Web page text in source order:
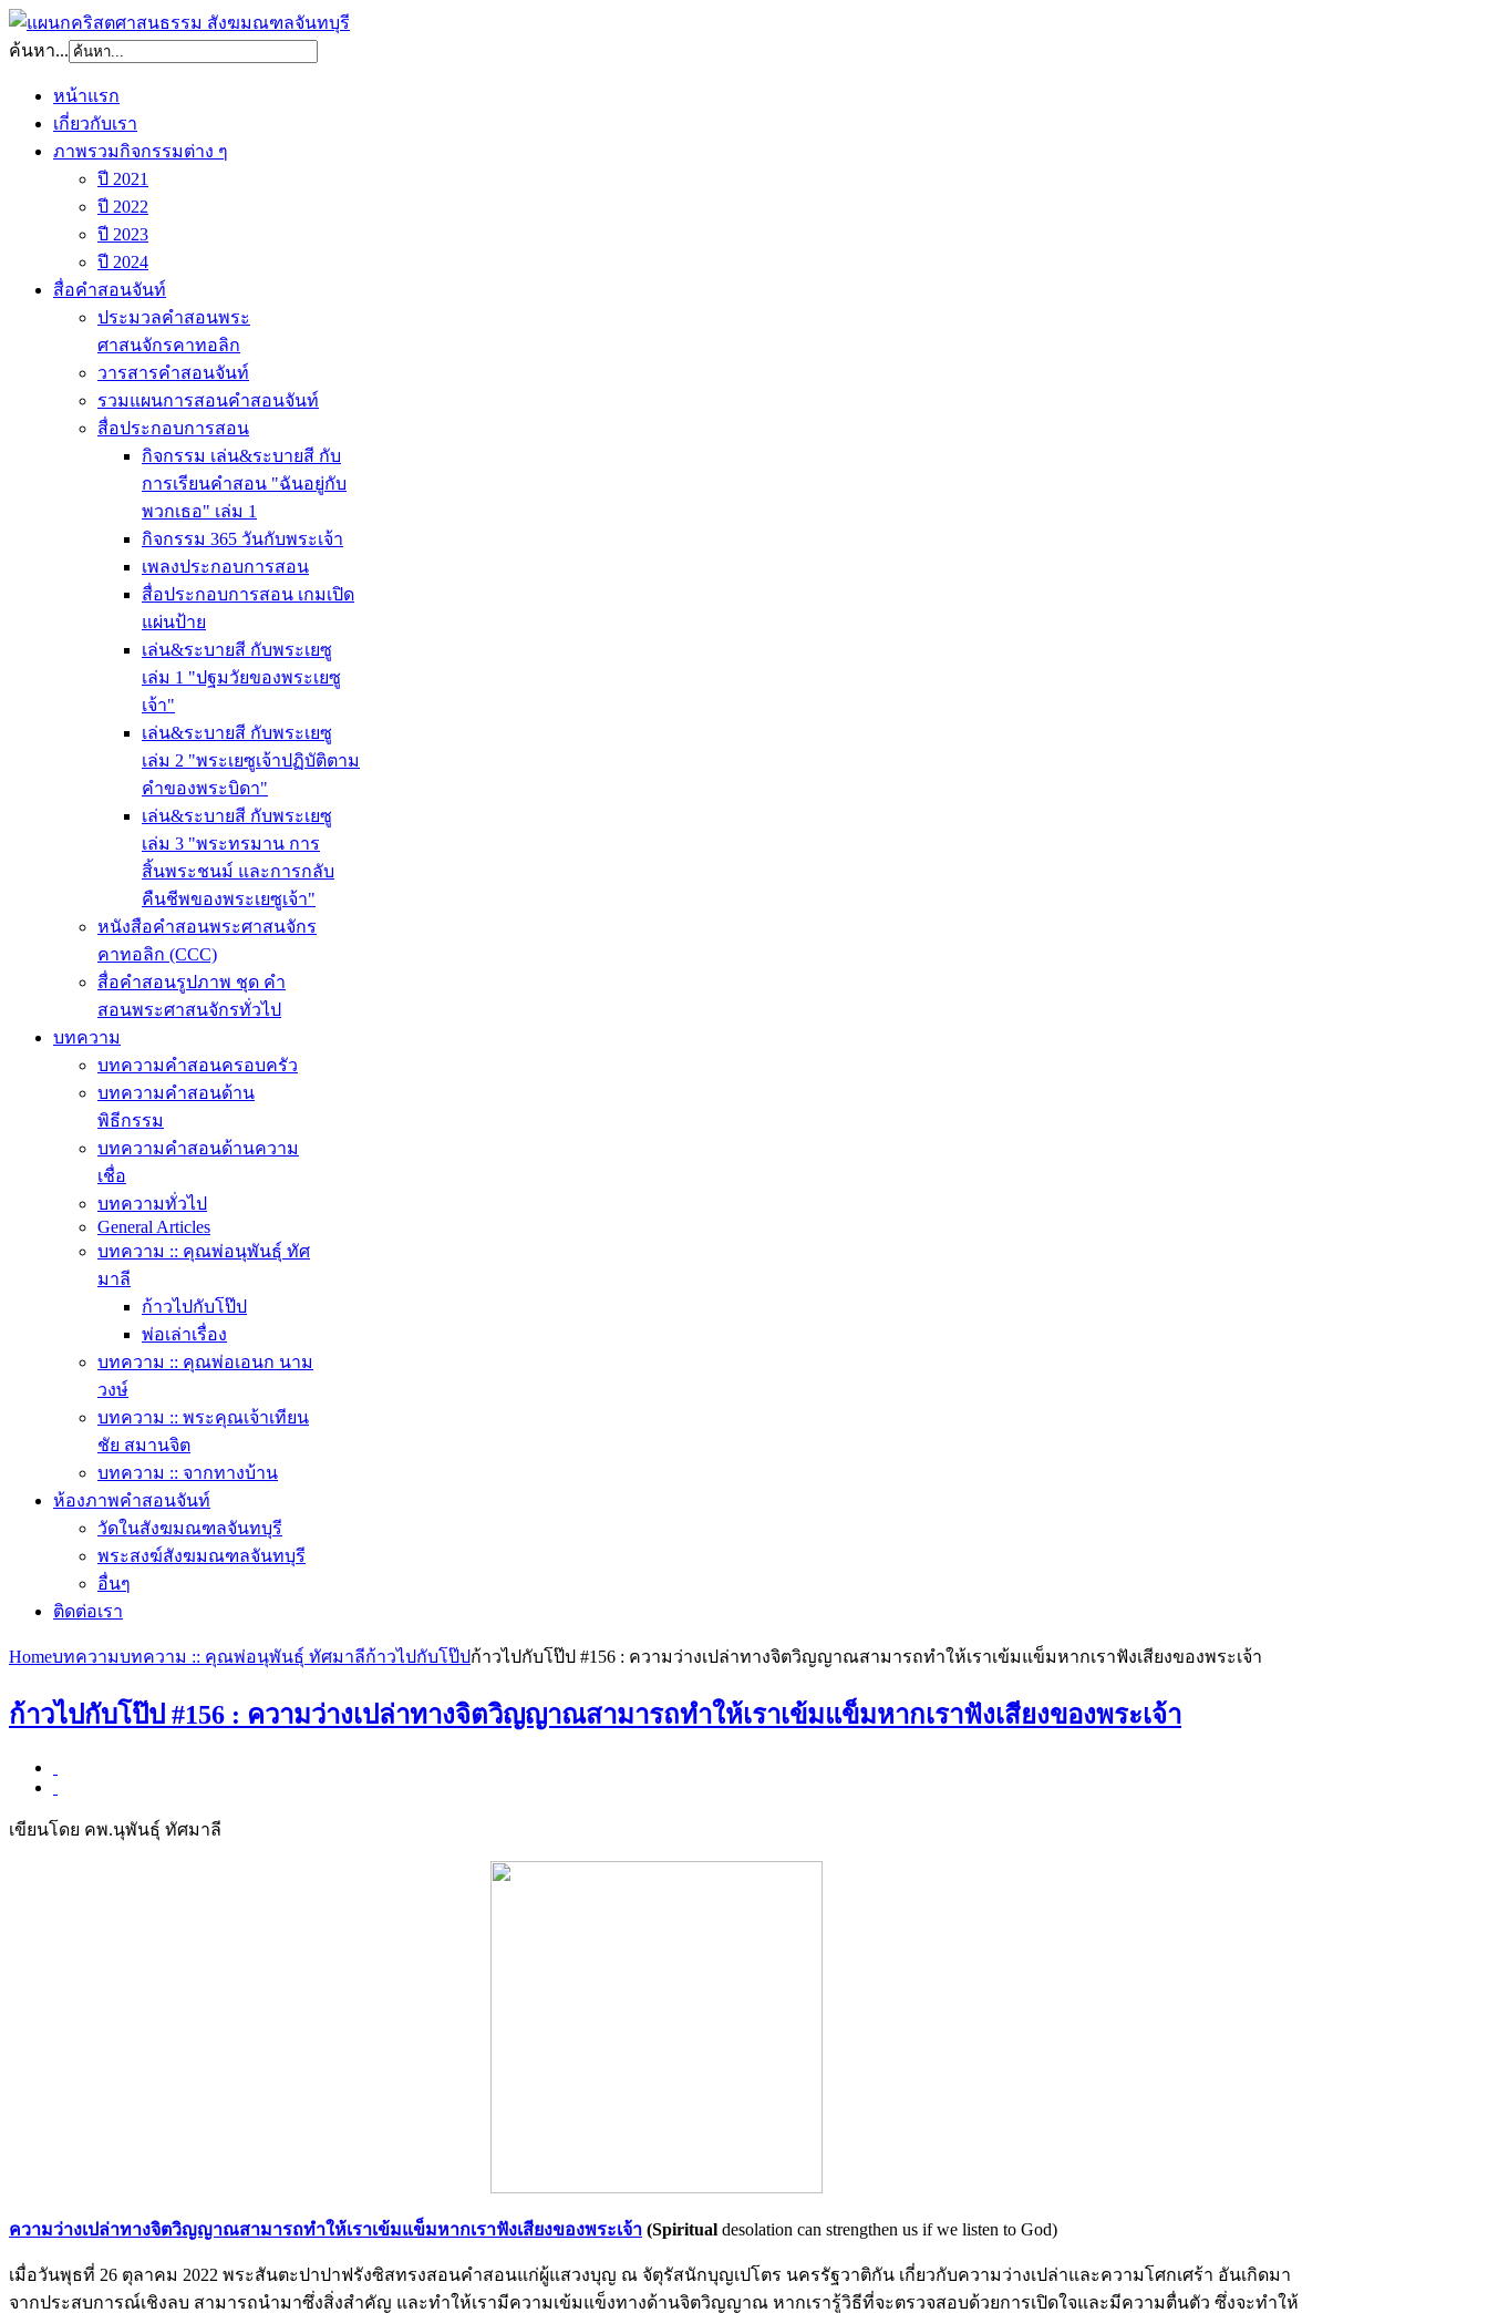
ค้นหา...
หน้าแรก
เกี่ยวกับเรา
ภาพรวมกิจกรรมต่าง ๆ
ปี 2021
ปี 2022
ปี 2023
ปี 2024
สื่อคำสอนจันท์
ประมวลคำสอนพระ
ศาสนจักรคาทอลิก
วารสารคำสอนจันท์
รวมแผนการสอนคำสอนจันท์
สื่อประกอบการสอน
กิจกรรม เล่น&ระบายสี กับ
การเรียนคำสอน "ฉันอยู่กับ
พวกเธอ" เล่ม 1
กิจกรรม 365 วันกับพระเจ้า
เพลงประกอบการสอน
สื่อประกอบการสอน เกมเปิด
แผ่นป้าย
เล่น&ระบายสี กับพระเยซู
เล่ม 1 "ปฐมวัยของพระเยซู
เจ้า"
เล่น&ระบายสี กับพระเยซู
เล่ม 2 "พระเยซูเจ้าปฏิบัติตาม
คำของพระบิดา"
เล่น&ระบายสี กับพระเยซู
เล่ม 3 "พระทรมาน การ
สิ้นพระชนม์ และการกลับ
คืนชีพของพระเยซูเจ้า"
หนังสือคำสอนพระศาสนจักร
คาทอลิก (CCC)
สื่อคำสอนรูปภาพ ชุด คำ
สอนพระศาสนจักรทั่วไป
บทความ
บทความคำสอนครอบครัว
บทความคำสอนด้าน
พิธีกรรม
บทความคำสอนด้านความ
เชื่อ
บทความทั่วไป
General Articles
บทความ :: คุณพ่อนุพันธุ์ ทัศ
มาลี
ก้าวไปกับโป๊ป
พ่อเล่าเรื่อง
บทความ :: คุณพ่อเอนก นาม
วงษ์
บทความ :: พระคุณเจ้าเทียน
ชัย สมานจิต
บทความ :: จากทางบ้าน
ห้องภาพคำสอนจันท์
วัดในสังฆมณฑลจันทบุรี
พระสงฆ์สังฆมณฑลจันทบุรี
อื่นๆ
ติดต่อเรา
Homeบทความบทความ :: คุณพ่อนุพันธุ์ ทัศมาลีก้าวไปกับโป๊ปก้าวไปกับโป๊ป #156 : ความว่างเปล่าทางจิตวิญญาณสามารถทำให้เราเข้มแข็มหากเราฟังเสียงของพระเจ้า
ก้าวไปกับโป๊ป #156 : ความว่างเปล่าทางจิตวิญญาณสามารถทำให้เราเข้มแข็มหากเราฟังเสียงของพระเจ้า
เขียนโดย คพ.นุพันธุ์ ทัศมาลี
ความว่างเปล่าทางจิตวิญญาณสามารถทำให้เราเข้มแข็มหากเราฟังเสียงของพระเจ้า (Spiritual desolation can strengthen us if we listen to God)
เมื่อวันพุธที่ 26 ตุลาคม 2022 พระสันตะปาปาฟรังซิสทรงสอนคำสอนแก่ผู้แสวงบุญ ณ จัตุรัสนักบุญเปโตร นครรัฐวาติกัน เกี่ยวกับความว่างเปล่าและความโศกเศร้า อันเกิดมา
จากประสบการณ์เชิงลบ สามารถนำมาซึ่งสิ่งสำคัญ และทำให้เรามีความเข้มแข็งทางด้านจิตวิญญาณ หากเรารู้วิธีที่จะตรวจสอบด้วยการเปิดใจและมีความตื่นตัว ซึ่งจะทำให้